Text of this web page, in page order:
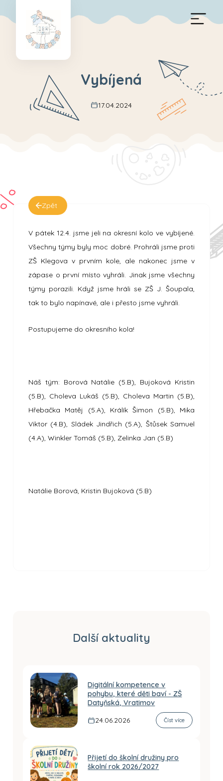
Vybíjená
17.04.2024
Zpět
V pátek 12.4. jsme jeli na okresní kolo ve vybíjené.
Všechny týmy byly moc dobré. Prohráli jsme proti
ZŠ Klegova v prvním kole, ale nakonec jsme v
zápase o první místo vyhráli. Jinak jsme všechny
týmy porazili. Když jsme hráli se ZŠ J. Šoupala,
tak to bylo napínavé, ale i přesto jsme vyhráli.
Postupujeme do okresního kola!
Náš tým: Borová Natálie (5.B), Bujoková Kristin
(5.B), Choleva Lukáš (5.B), Choleva Martin (5.B),
Hřebačka Matěj (5.A), Králík Šimon (5.B), Mika
Viktor (4.B), Sládek Jindřich (5.A), Štůsek Samuel
(4.A), Winkler Tomáš (5.B), Zelinka Jan (5.B)
Natálie Borová, Kristin Bujoková (5.B)
Další aktuality
Digitální kompetence v
pohybu, které děti baví - ZŠ
Datyňská, Vratimov
24.06.2026
Číst více
Přijetí do školní družiny pro
školní rok 2026/2027